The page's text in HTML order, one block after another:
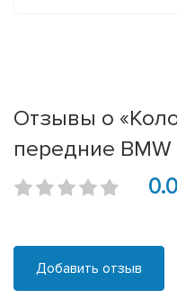
Отзывы о
передние BMW
0.0
Добавить отзыв